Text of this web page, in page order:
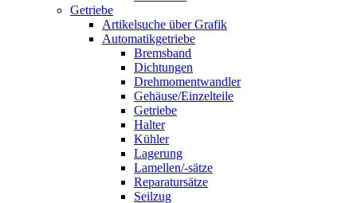
Getriebe
Artikelsuche über Grafik
Automatikgetriebe
Bremsband
Dichtungen
Drehmomentwandler
Gehäuse/Einzelteile
Getriebe
Halter
Kühler
Lagerung
Lamellen/-sätze
Reparatursätze
Seilzug